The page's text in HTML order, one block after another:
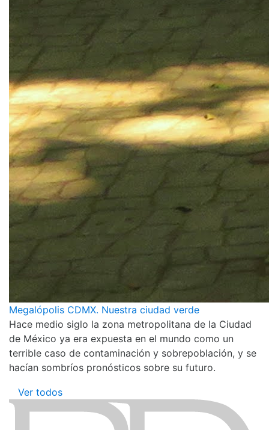
Megalópolis CDMX. Nuestra ciudad verde
Hace medio siglo la zona metropolitana de la Ciudad
de México ya era expuesta en el mundo como un
terrible caso de contaminación y sobrepoblación, y se
hacían sombríos pronósticos sobre su futuro.
Ver todos